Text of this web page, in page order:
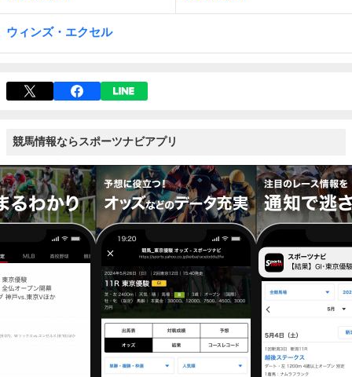
ウィンズ・エクセル
競馬情報ならスポーツナビアプリ